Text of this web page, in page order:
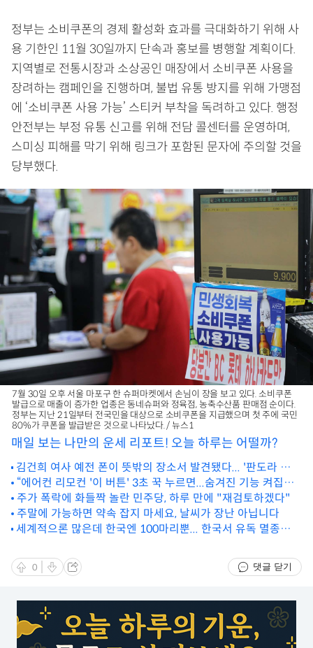
정부는 소비쿠폰의 경제 활성화 효과를 극대화하기 위해 사
용 기한인 11월 30일까지 단속과 홍보를 병행할 계획이다.
지역별로 전통시장과 소상공인 매장에서 소비쿠폰 사용을
장려하는 캠페인을 진행하며, 불법 유통 방지를 위해 가맹점
에 ‘소비쿠폰 사용 가능’ 스티커 부착을 독려하고 있다. 행정
안전부는 부정 유통 신고를 위해 전담 콜센터를 운영하며,
스미싱 피해를 막기 위해 링크가 포함된 문자에 주의할 것을
당부했다.
7월 30일 오후 서울 마포구 한 슈퍼마켓에서 손님이 장을 보고 있다. 소비쿠폰
발급으로 매출이 증가한 업종은 동네슈퍼와 정육점, 농축수산품 판매점 순이다.
정부는 지난 21일부터 전국민을 대상으로 소비쿠폰을 지급했으며 첫 주에 국민
80%가 쿠폰을 발급받은 것으로 나타났다. / 뉴스1
매일 보는 나만의 운세 리포트! 오늘 하루는 어떨까?
김건희 여사 예전 폰이 뜻밖의 장소서 발견됐다... '판도라 상
자' 열릴 수도
“에어컨 리모컨 '이 버튼' 3초 꾹 누르면...숨겨진 기능 켜집니
다”
주가 폭락에 화들짝 놀란 민주당, 하루 만에 "재검토하겠다"
주말에 가능하면 약속 잡지 마세요, 날씨가 장난 아닙니다
세계적으론 많은데 한국엔 100마리뿐... 한국서 유독 멸종위기
0 댓글 닫기